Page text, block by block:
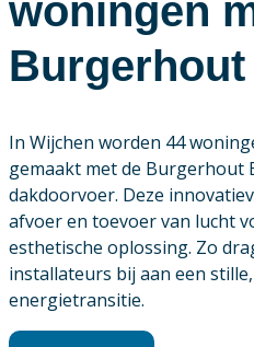
woningen
In Wijchen worden 44
gemaakt met de Burgerhout
dakdoorvoer. Deze
afvoer en toevoer van lucht
esthetische oplossing. Zo
installateurs bij aan een
energietransitie.